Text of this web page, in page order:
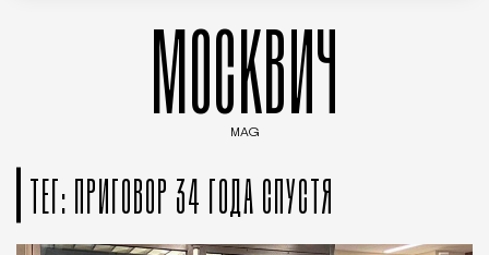
МОСКВИЧ
MAG
ТЕГ: ПРИГОВОР 34 ГОДА СПУСТЯ